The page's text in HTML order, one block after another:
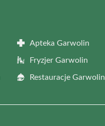
Apteka Garwolin
Fryzjer Garwolin
Restauracje Garwolin